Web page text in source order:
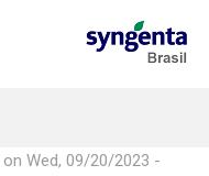
on Wed, 09/20/2023 -